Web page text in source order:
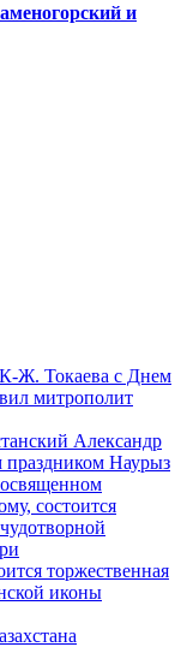
и
К-Ж. Токаева с Днем
митрополит
Александр
праздником Наурыз
состоится
торжественная
иконы